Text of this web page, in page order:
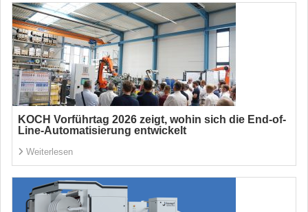
KOCH Vorführtag 2026 zeigt, wohin sich die End-of-
Line-Automatisierung entwickelt
Weiterlesen